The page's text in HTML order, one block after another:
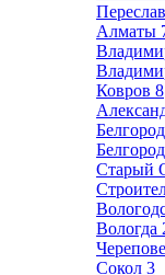
Алматы
Ковров 8
Белгород
Старый
Вологда
Сокол 3